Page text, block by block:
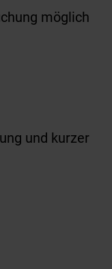
möglich
und kurzer